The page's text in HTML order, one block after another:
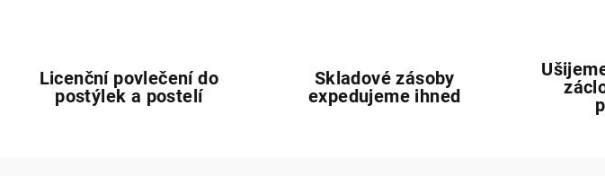
Licenční povlečení do
postýlek a postelí
Skladové zásoby
expedujeme ihned